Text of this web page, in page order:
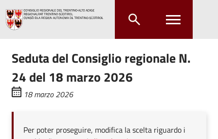
Seduta del Consiglio regionale N.
24 del 18 marzo 2026
18 marzo 2026
Per poter proseguire, modifica la scelta riguardo i